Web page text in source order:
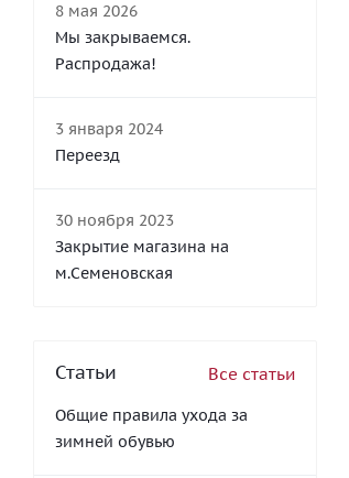
8 мая 2026
Мы закрываемся.
Распродажа!
3 января 2024
Переезд
30 ноября 2023
Закрытие магазина на
м.Семеновская
Статьи Все статьи
Общие правила ухода за
зимней обувью